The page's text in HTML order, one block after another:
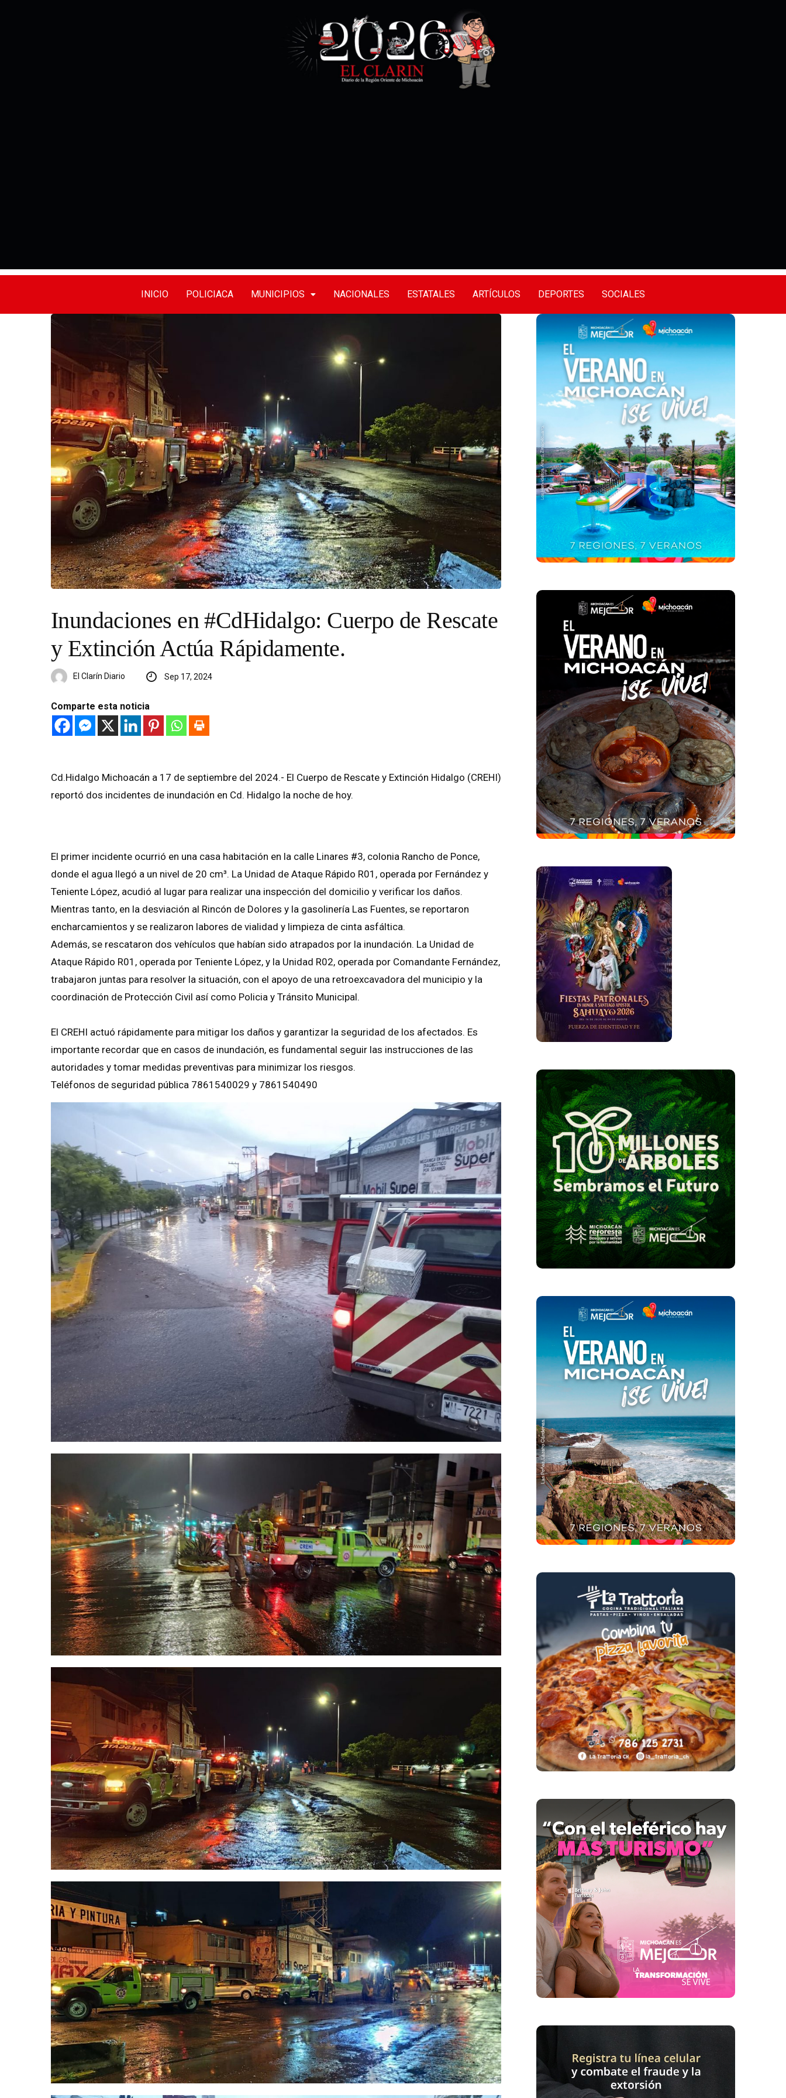
INICIO POLICIACA MUNICIPIOS NACIONALES ESTATALES ARTÍCULOS DEPORTES SOCIALES
Inundaciones en #CdHidalgo: Cuerpo de Rescate
y Extinción Actúa Rápidamente.
El Clarín Diario Sep 17, 2024
Comparte esta noticia
Cd.Hidalgo Michoacán a 17 de septiembre del 2024.- El Cuerpo de Rescate y Extinción Hidalgo (CREHI)
reportó dos incidentes de inundación en Cd. Hidalgo la noche de hoy.
El primer incidente ocurrió en una casa habitación en la calle Linares #3, colonia Rancho de Ponce,
donde el agua llegó a un nivel de 20 cm³. La Unidad de Ataque Rápido R01, operada por Fernández y
Teniente López, acudió al lugar para realizar una inspección del domicilio y verificar los daños.
Mientras tanto, en la desviación al Rincón de Dolores y la gasolinería Las Fuentes, se reportaron
encharcamientos y se realizaron labores de vialidad y limpieza de cinta asfáltica.
Además, se rescataron dos vehículos que habían sido atrapados por la inundación. La Unidad de
Ataque Rápido R01, operada por Teniente López, y la Unidad R02, operada por Comandante Fernández,
trabajaron juntas para resolver la situación, con el apoyo de una retroexcavadora del municipio y la
coordinación de Protección Civil así como Policia y Tránsito Municipal.
El CREHI actuó rápidamente para mitigar los daños y garantizar la seguridad de los afectados. Es
importante recordar que en casos de inundación, es fundamental seguir las instrucciones de las
autoridades y tomar medidas preventivas para minimizar los riesgos.
Teléfonos de seguridad pública 7861540029 y 7861540490